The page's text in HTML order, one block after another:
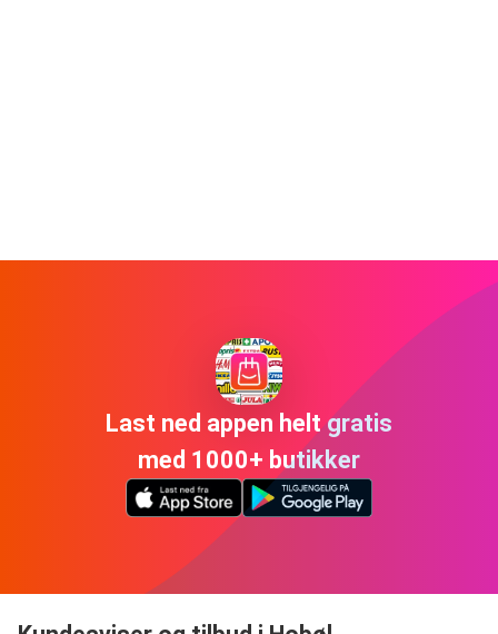
Last ned appen helt gratis
med 1000+ butikker